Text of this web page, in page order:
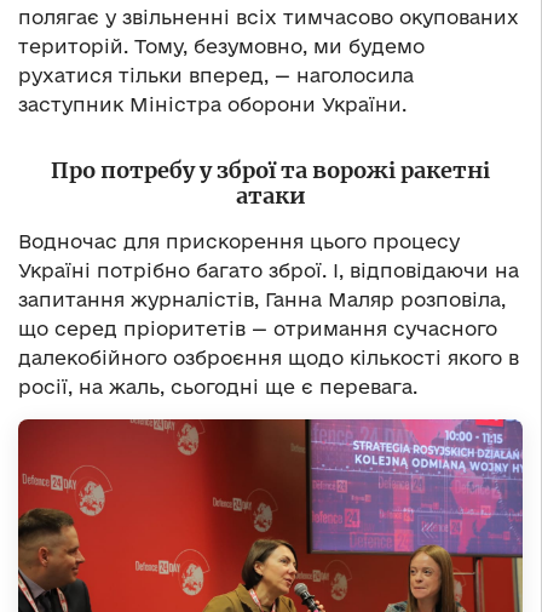
полягає у звільненні всіх тимчасово окупованих
територій. Тому, безумовно, ми будемо
рухатися тільки вперед, — наголосила
заступник Міністра оборони України.
Про потребу у зброї та ворожі ракетні
атаки
Водночас для прискорення цього процесу
Україні потрібно багато зброї. І, відповідаючи на
запитання журналістів, Ганна Маляр розповіла,
що серед пріоритетів — отримання сучасного
далекобійного озброєння щодо кількості якого в
росії, на жаль, сьогодні ще є перевага.